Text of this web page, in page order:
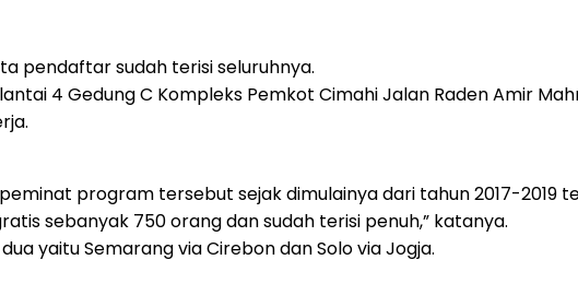
pendaftar sudah terisi seluruhnya.
4 Gedung C Kompleks Pemkot Cimahi Jalan Raden Amir
program tersebut sejak dimulainya dari tahun 2017-2019
sebanyak 750 orang dan sudah terisi penuh,” katanya.
yaitu Semarang via Cirebon dan Solo via Jogja.